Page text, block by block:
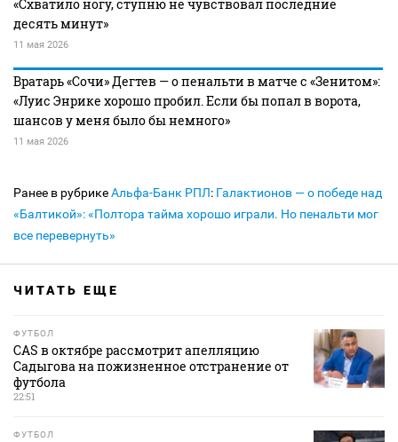
«Схватило ногу, ступню не чувствовал последние
десять минут»
11 мая 2026
Вратарь «Сочи» Дегтев — о пенальти в матче с «Зенитом»:
«Луис Энрике хорошо пробил. Если бы попал в ворота,
шансов у меня было бы немного»
11 мая 2026
Ранее в рубрикеАльфа-Банк РПЛ: Галактионов — о победе над
«Балтикой»: «Полтора тайма хорошо играли. Но пенальти мог
все перевернуть»
ЧИТАТЬ ЕЩЕ
ФУТБОЛ
CAS в октябре рассмотрит апелляцию
Садыгова на пожизненное отстранение от
футбола
22:51
ФУТБОЛ